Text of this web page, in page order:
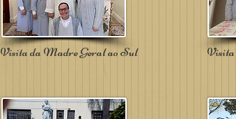
Visita da Madre Geral ao Sul